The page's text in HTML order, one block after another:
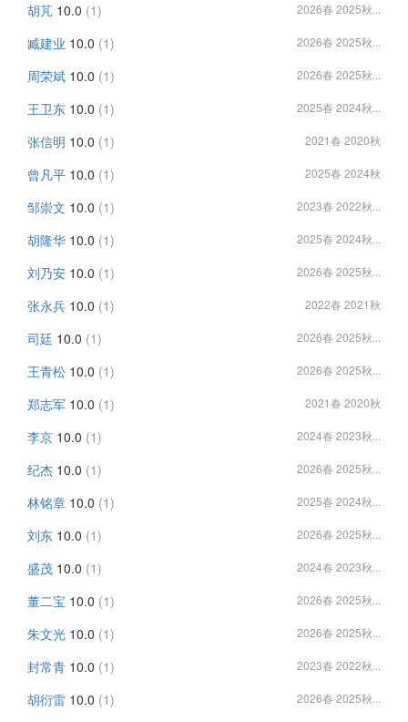
胡芃 10.0 (1) 2026春 2025秋...
臧建业 10.0 (1) 2026春 2025秋...
周荣斌 10.0 (1) 2026春 2025秋...
王卫东 10.0 (1) 2025春 2024秋...
张信明 10.0 (1) 2021春 2020秋
曾凡平 10.0 (1) 2025春 2024秋
邹崇文 10.0 (1) 2023春 2022秋...
胡隆华 10.0 (1) 2025春 2024秋...
刘乃安 10.0 (1) 2026春 2025秋...
张永兵 10.0 (1) 2022春 2021秋
司廷 10.0 (1) 2026春 2025秋...
王青松 10.0 (1) 2026春 2025秋...
郑志军 10.0 (1) 2021春 2020秋
李京 10.0 (1) 2024春 2023秋...
纪杰 10.0 (1) 2026春 2025秋...
林铭章 10.0 (1) 2025春 2024秋...
刘东 10.0 (1) 2026春 2025秋...
盛茂 10.0 (1) 2024春 2023秋...
董二宝 10.0 (1) 2026春 2025秋...
朱文光 10.0 (1) 2026春 2025秋...
封常青 10.0 (1) 2023春 2022秋...
胡衍雷 10.0 (1) 2026春 2025秋...